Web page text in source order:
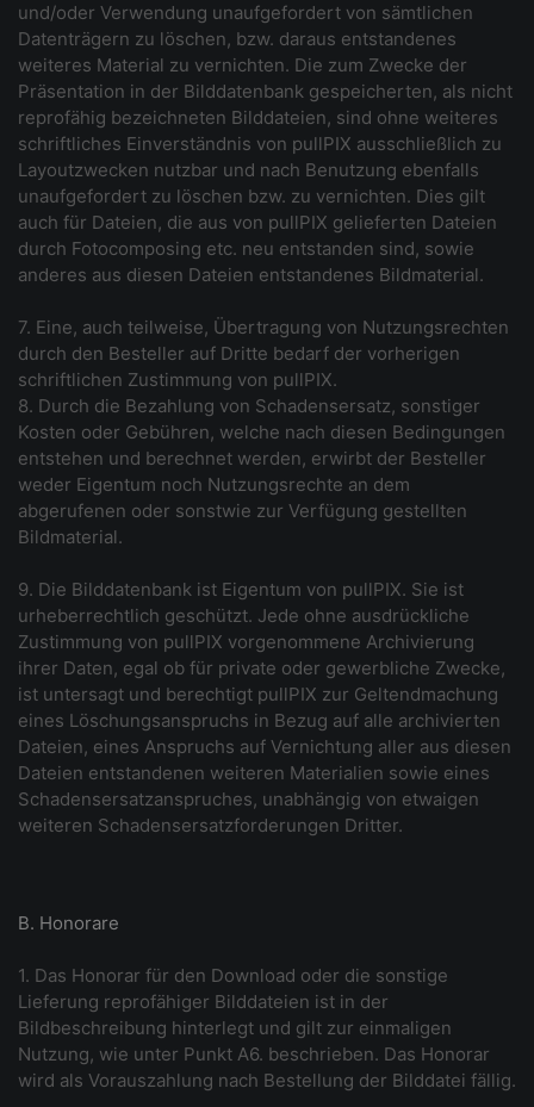
und/oder Verwendung unaufgefordert von sämtlichen
Datenträgern zu löschen, bzw. daraus entstandenes
weiteres Material zu vernichten. Die zum Zwecke der
Präsentation in der Bilddatenbank gespeicherten, als nicht
reprofähig bezeichneten Bilddateien, sind ohne weiteres
schriftliches Einverständnis von pullPIX ausschließlich zu
Layoutzwecken nutzbar und nach Benutzung ebenfalls
unaufgefordert zu löschen bzw. zu vernichten. Dies gilt
auch für Dateien, die aus von pullPIX gelieferten Dateien
durch Fotocomposing etc. neu entstanden sind, sowie
anderes aus diesen Dateien entstandenes Bildmaterial.
7. Eine, auch teilweise, Übertragung von Nutzungsrechten
durch den Besteller auf Dritte bedarf der vorherigen
schriftlichen Zustimmung von pullPIX.
8. Durch die Bezahlung von Schadensersatz, sonstiger
Kosten oder Gebühren, welche nach diesen Bedingungen
entstehen und berechnet werden, erwirbt der Besteller
weder Eigentum noch Nutzungsrechte an dem
abgerufenen oder sonstwie zur Verfügung gestellten
Bildmaterial.
9. Die Bilddatenbank ist Eigentum von pullPIX. Sie ist
urheberrechtlich geschützt. Jede ohne ausdrückliche
Zustimmung von pullPIX vorgenommene Archivierung
ihrer Daten, egal ob für private oder gewerbliche Zwecke,
ist untersagt und berechtigt pullPIX zur Geltendmachung
eines Löschungsanspruchs in Bezug auf alle archivierten
Dateien, eines Anspruchs auf Vernichtung aller aus diesen
Dateien entstandenen weiteren Materialien sowie eines
Schadensersatzanspruches, unabhängig von etwaigen
weiteren Schadensersatzforderungen Dritter.
B. Honorare
1. Das Honorar für den Download oder die sonstige
Lieferung reprofähiger Bilddateien ist in der
Bildbeschreibung hinterlegt und gilt zur einmaligen
Nutzung, wie unter Punkt A6. beschrieben. Das Honorar
wird als Vorauszahlung nach Bestellung der Bilddatei fällig.